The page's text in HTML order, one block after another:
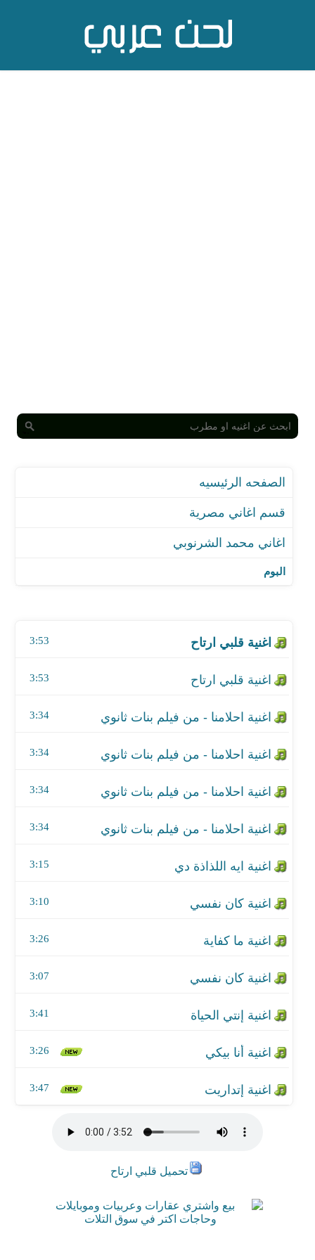
قسم اغاني مصرية
البوم
اغنية قلبي ارتاح
3:53
3:53
3:34
3:34
3:34
اغنية احلامنا - من فيلم بنات ثانوي
3:34
اغنية ايه اللذاذة دي
3:15
اغنية كان نفسي
3:10
اغنية ما كفاية
3:26
3:07
3:41
اغنية أنا بيكي
3:26
اغنية إتداريت
3:47
تحميل قلبي ارتاح